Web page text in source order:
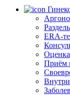
ERA-
Приём